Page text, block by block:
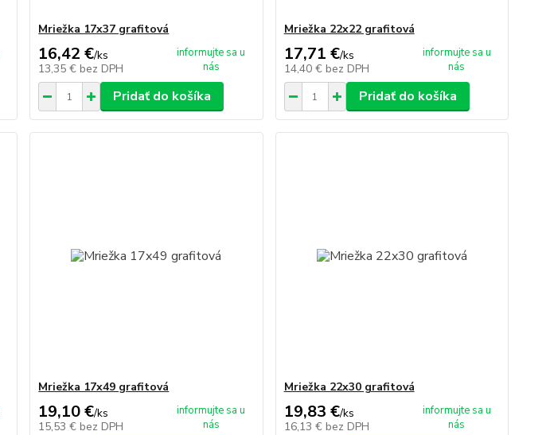
Mriežka 17x37 grafitová
16,42 €/ks
13,35 € bez DPH
informujte sa u
nás
Pridať do košíka
Mriežka 22x22 grafitová
17,71 €/ks
14,40 € bez DPH
informujte sa u
nás
Pridať do košíka
Mriežka 17x49 grafitová
19,10 €/ks
15,53 € bez DPH
informujte sa u
nás
Mriežka 22x30 grafitová
19,83 €/ks
16,13 € bez DPH
informujte sa u
nás